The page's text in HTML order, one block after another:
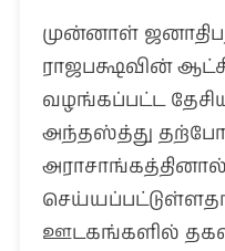
தேசிய
ரத்து
முன்னாள்
ராஜபக்ஷவின்
வழங்கப்பட்ட
அந்தஸ்த்து
அராசாங்கத்தினால்
ஊடகங்களில்